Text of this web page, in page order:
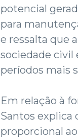
potencial
para
e ressalta que
sociedade civil
períodos mais
Em relação à
Santos explica
proporcional